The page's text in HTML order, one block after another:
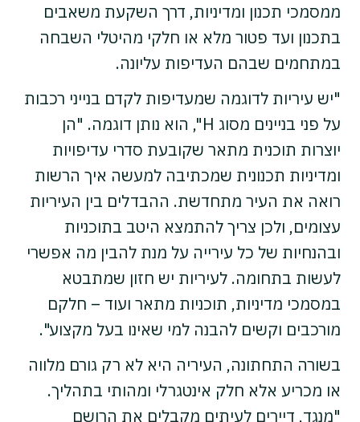
ממסמכי תכנון ומדיניות, דרך השקעת משאבים
בתכנון ועד פטור מלא או חלקי מהיטלי השבחה
במתחמים שבהם העדיפות עליונה.
"יש עיריות לדוגמה שמעדיפות לקדם בנייני רכבות
על פני בניינים מסוג H", הוא נותן דוגמה. "הן
יוצרות תוכנית מתאר שקובעת סדרי עדיפויות
ומדיניות תכנונית שמכתיבה למעשה איך הרשות
רואה את העיר מתחדשת. ההבדלים בין העיריות
עצומים, ולכן צריך להתמצא היטב בתוכניות
ובהנחיות של כל עירייה על מנת להבין מה אפשרי
לעשות בתחומה. לעיריות יש חזון שמתבטא
במסמכי מדיניות, תוכניות מתאר ועוד – חלקם
מורכבים וקשים להבנה למי שאינו בעל מקצוע".
בשורה התחתונה, העיריה היא לא רק גורם מלווה
או מכריע אלא חלק אינטגרלי ומהותי בתהליך.
"מנגד, דיירים לעיתים מקבלים את הרושם